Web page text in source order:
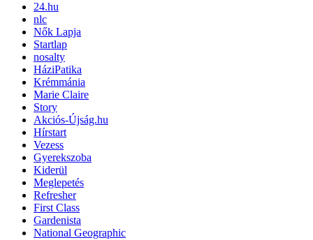
24.hu
nlc
Nők Lapja
Startlap
nosalty
HáziPatika
Krémmánia
Marie Claire
Story
Akciós-Újság.hu
Hírstart
Vezess
Gyerekszoba
Kiderül
Meglepetés
Refresher
First Class
Gardenista
National Geographic